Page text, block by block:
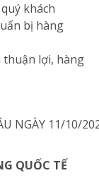
khách
bị hàng
thuận lợi, hàng
NGÀY 11/10/
QUỐC TẾ